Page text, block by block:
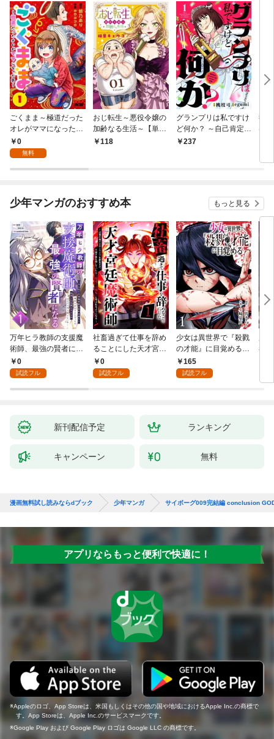
ごくまま～極道だった
オレがママになった話
～【単話】（１）
0
無料
おじ転生～悪役令嬢の
加齢なる生活～【単
話】（１）
118
グランプリは私ですけ
ど何か？ ～自己肯定モ
ンスターのミスコン無
237
後
は
少年マンガのおすすめ本 もっと見る
万年ヒラ教師の支援魔
術師、最強の賢者にな
る～不人気の支援魔術
師は給料泥棒だと魔術
が、出世した元教え子
0
試読フル
社畜過ぎて仕事を辞め
ることにした天才宮廷
魔術師～辺境の地でス
ローライフを夢見る
0
試読フル
少女は異世界で『殺戮
の才能』に目覚める
(話売り) #1
165
試読フル
者
新刊配信予定 ランキング
キャンペーン 無料
漫画無料試し読みならdブック 少年マンガ サイボーグ009完結編 conclusion
アプリならもっと便利で快適に！
Appleのロゴ、App Storeは、米国もしくはその他の国や地域におけるApple Inc.の商標で
す。App Storeは、Apple Inc.のサービスマークです。
Google Play および Google Play ロゴは Google LLC の商標です。